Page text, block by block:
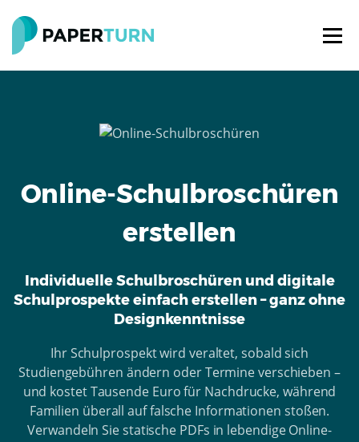
Online-Schulbroschüren
erstellen
Individuelle Schulbroschüren und digitale
Schulprospekte einfach erstellen – ganz ohne
Designkenntnisse
Ihr Schulprospekt wird veraltet, sobald sich
Studiengebühren ändern oder Termine verschieben –
und kostet Tausende Euro für Nachdrucke, während
Familien überall auf falsche Informationen stoßen.
Verwandeln Sie statische PDFs in lebendige Online-